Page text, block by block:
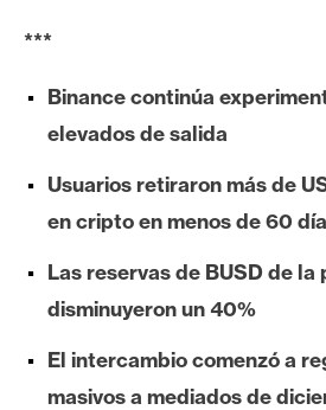
t
h
r
e
m
I
A
***
Binance continúa
elevados de salida
Usuarios retiraron más de
en cripto en menos de 60
Las reservas de BUSD de
disminuyeron un 40%
El intercambio comenzó a
masivos a mediados de